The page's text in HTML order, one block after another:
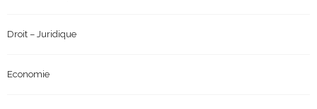
Droit – Juridique
Economie